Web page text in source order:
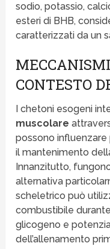
sodio, potassio,
esteri di BHB,
caratterizzati da un
CONTESTO
I chetoni esogeni
muscolare
possono
il mantenimento
Innanzitutto,
alternativa
scheletrico può
combustibile
glicogeno e
dell’allenamento